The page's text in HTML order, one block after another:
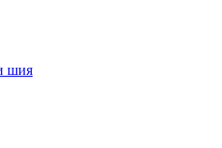
шия